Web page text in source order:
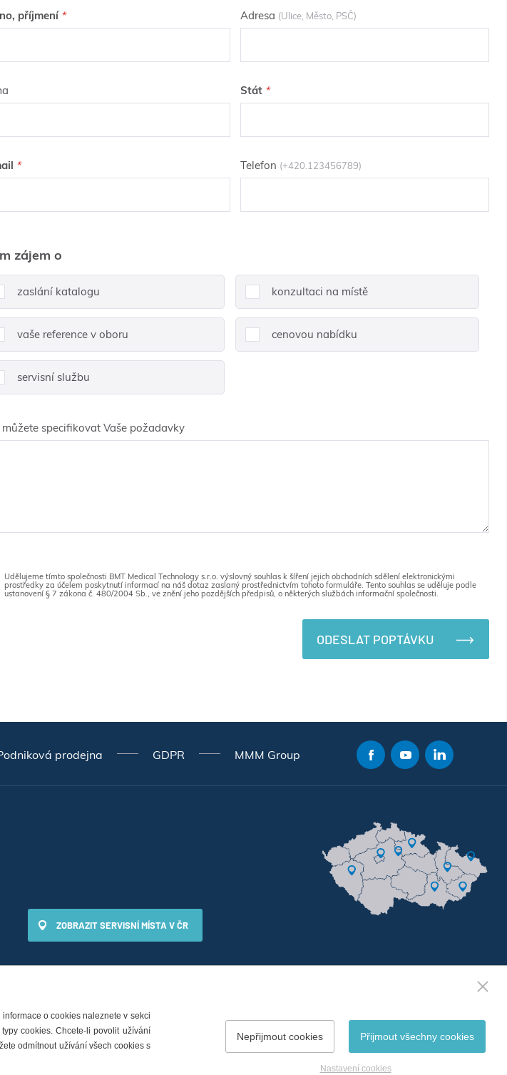
příjmení Adresa (Ulice, Město, PSČ)
Stát
Telefon (+420.123456789)
zájem o
zaslání katalogu konzultaci na místě
vaše reference v oboru cenovou nabídku
servisní službu
můžete specifikovat Vaše požadavky
Udělujeme tímto společnosti BMT Medical Technology s.r.o. výslovný souhlas k šíření jejich obchodních sdělení elektronickými
prostředky za účelem poskytnutí informací na náš dotaz zaslaný prostřednictvím tohoto formuláře. Tento souhlas se uděluje podle
ustanovení § 7 zákona č. 480/2004 Sb., ve znění jeho pozdějších předpisů, o některých službách informační společnosti.
ODESLAT POPTÁVKU
prodejna GDPR MMM Group
ZOBRAZIT SERVISNÍ MÍSTA V ČR
o cookies naleznete v sekci
cookies. Chcete-li povolit užívání
odmítnout užívání všech cookies s
Přijmout všechny cookies
Nepřijmout cookies
Nastavení cookies